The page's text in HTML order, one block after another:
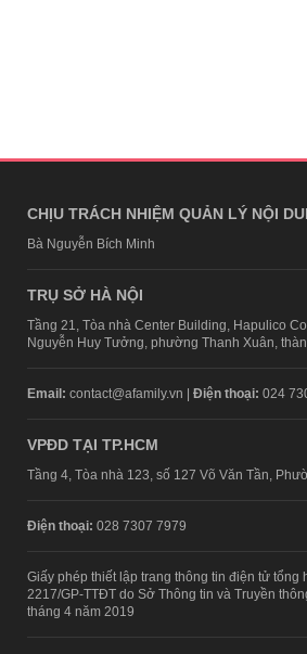
CHỊU TRÁCH NHIỆM QUẢN LÝ NỘI
Bà Nguyễn Bích Minh
TRỤ SỞ HÀ NỘI
Tầng 21, Tòa nhà Center Building, Hapulico
Nguyễn Huy Tưởng, phường Thanh Xuân,
Email: contact@afamily.vn | Điện thoại: 024
VPĐD TẠI TP.HCM
Tầng 4, Tòa nhà 123, số 127 Võ Văn Tần,
Điện thoại: 028 7307 7979
Giấy phép thiết lập trang thông tin điện tử tổng
2217/GP-TTĐT do Sở Thông tin và Truyền
tháng 4 năm 2019